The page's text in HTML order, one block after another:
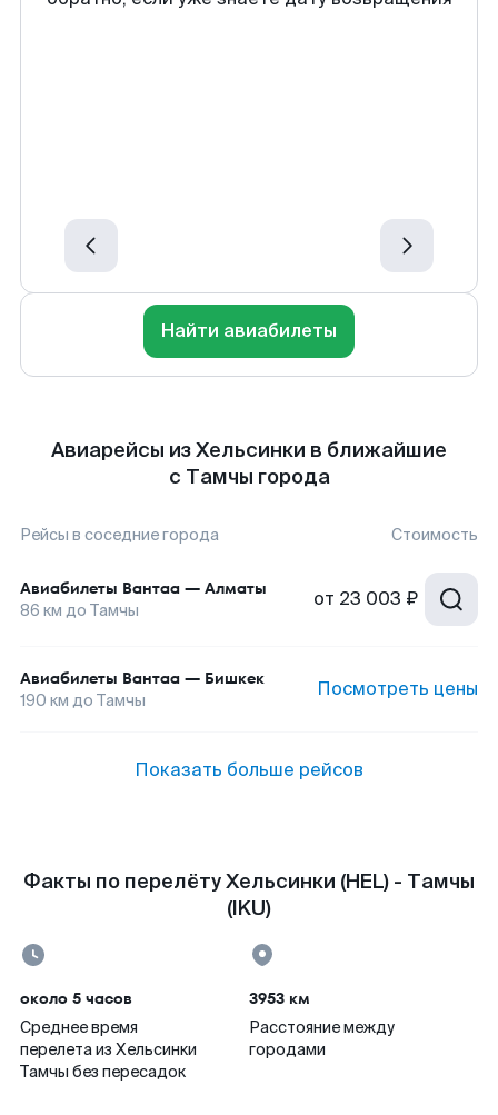
Найти авиабилеты
Авиарейсы из Хельсинки в ближайшие
с Тамчы города
Рейсы в соседние города Стоимость
Авиабилеты Вантаа — Алматы
86 км до Тамчы от 23 003 ₽
Авиабилеты Вантаа — Бишкек
190 км до Тамчы Посмотреть цены
Показать больше рейсов
Факты по перелёту Хельсинки (HEL) - Тамчы
(IKU)
около 5 часов
Среднее время
перелета из Хельсинки
Тамчы без пересадок
3953 км
Расстояние между
городами